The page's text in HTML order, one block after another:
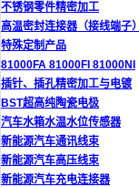
不锈钢零件精密加工
高温密封连接器（接线端子）
特殊定制产品
81000FA 81000FI 81000NI
插针、插孔精密加工与电镀
BST超高纯陶瓷电极
汽车水箱水温水位传感器
新能源汽车通讯线束
新能源汽车高压线束
新能源汽车充电连接器